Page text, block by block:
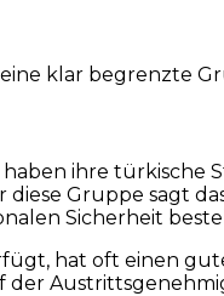
klar begrenzte
ihre türkische
Gruppe sagt
Sicherheit
hat oft einen
der